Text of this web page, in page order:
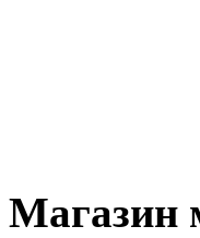
Магазин